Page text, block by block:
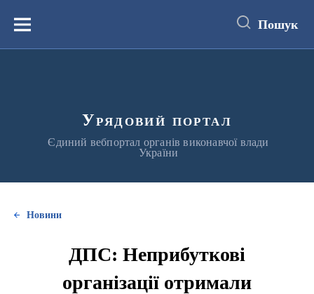
вмістуМеню Пошук
Урядовий портал
Єдиний вебпортал органів виконавчої влади
України
Новини
ДПС: Неприбуткові
організації отримали